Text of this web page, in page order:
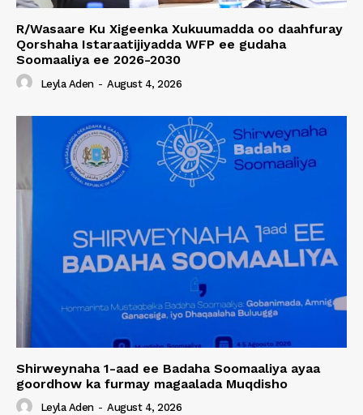
R/Wasaare Ku Xigeenka Xukuumadda oo daahfuray
Qorshaha Istaraatijiyadda WFP ee gudaha
Soomaaliya ee 2026-2030
Leyla Aden - August 4, 2026
Shirweynaha 1-aad ee Badaha Soomaaliya ayaa
goordhow ka furmay magaalada Muqdisho
Leyla Aden - August 4, 2026